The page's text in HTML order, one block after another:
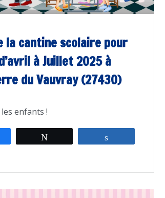
la cantine scolaire pour
à Juillet 2025 à
du Vauvray (27430)
enfants !